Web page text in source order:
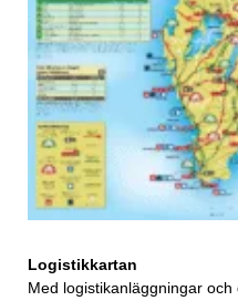
Logistikkartan
Med logistikanläggningar